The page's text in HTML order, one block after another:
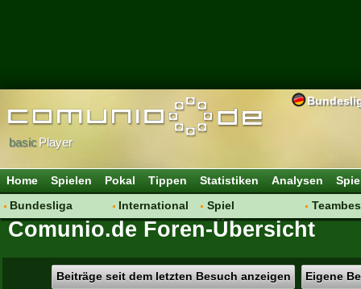
basicPlayer
Home Spielen Pokal Tippen Statistiken Analysen
Bundesliga
Hot News
Spielanalyse
International
Vereine
Spiel
Regeln & Tipps
Comunio.de Foren-Übersicht
Beiträge seit dem letzten Besuch anzeigen Eigene